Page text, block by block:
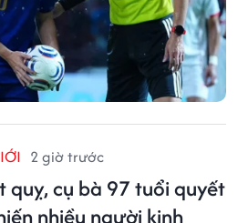
2 giờ trước
quỵ, cụ bà 97 tuổi quyết
nhiều người kinh